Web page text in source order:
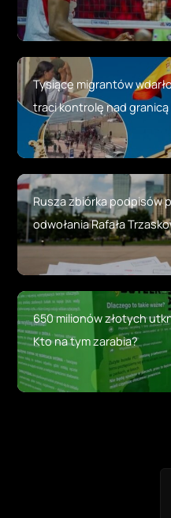
Tysiące migrantów
traci kontrolę nad granicą
Rusza zbiórka podpisów
odwołania Rafała
650 milionów złotych
Kto na tym zarabia?